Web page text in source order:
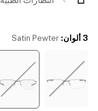
3 ألوان :
Satin Pewter